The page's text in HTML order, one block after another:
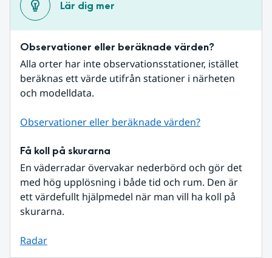
Lär dig mer
Observationer eller beräknade värden?
Alla orter har inte observationsstationer, istället
beräknas ett värde utifrån stationer i närheten
och modelldata.
Observationer eller beräknade värden?
Få koll på skurarna
En väderradar övervakar nederbörd och gör det
med hög upplösning i både tid och rum. Den är
ett värdefullt hjälpmedel när man vill ha koll på
skurarna.
Radar